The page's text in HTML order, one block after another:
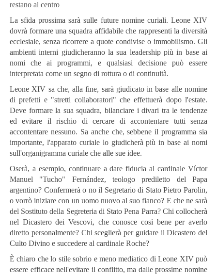
restano al centro
La sfida prossima sarà sulle future nomine curiali. Leone XIV
dovrà formare una squadra affidabile che rappresenti la diversità
ecclesiale, senza ricorrere a quote condivise o immobilismo. Gli
ambienti interni giudicheranno la sua leadership più in base ai
nomi che ai programmi, e qualsiasi decisione può essere
interpretata come un segno di rottura o di continuità.
Leone XIV sa che, alla fine, sarà giudicato in base alle nomine
di prefetti e "stretti collaboratori" che effettuerà dopo l'estate.
Deve formare la sua squadra, bilanciare i divari tra le tendenze
ed evitare il rischio di cercare di accontentare tutti senza
accontentare nessuno. Sa anche che, sebbene il programma sia
importante, l'apparato curiale lo giudicherà più in base ai nomi
sull'organigramma curiale che alle sue idee.
Oserà, a esempio, continuare a dare fiducia al cardinale Víctor
Manuel "Tucho" Fernández, teologo prediletto del Papa
argentino? Confermerà o no il Segretario di Stato Pietro Parolin,
o vorrò iniziare con un uomo nuovo al suo fianco? E che ne sarà
del Sostituto della Segreteria di Stato Pena Parra? Chi collocherà
nel Dicastero dei Vescovi, che conosce così bene per averlo
diretto personalmente? Chi sceglierà per guidare il Dicastero del
Culto Divino e succedere al cardinale Roche?
È chiaro che lo stile sobrio e meno mediatico di Leone XIV può
essere efficace nell'evitare il conflitto, ma dalle prossime nomine